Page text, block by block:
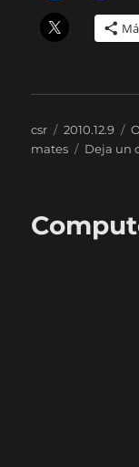
Autor
csr
Publicado
el
2010.12.9
mates
Deja un